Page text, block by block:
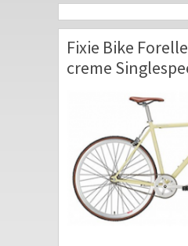
Fixie Bike
creme